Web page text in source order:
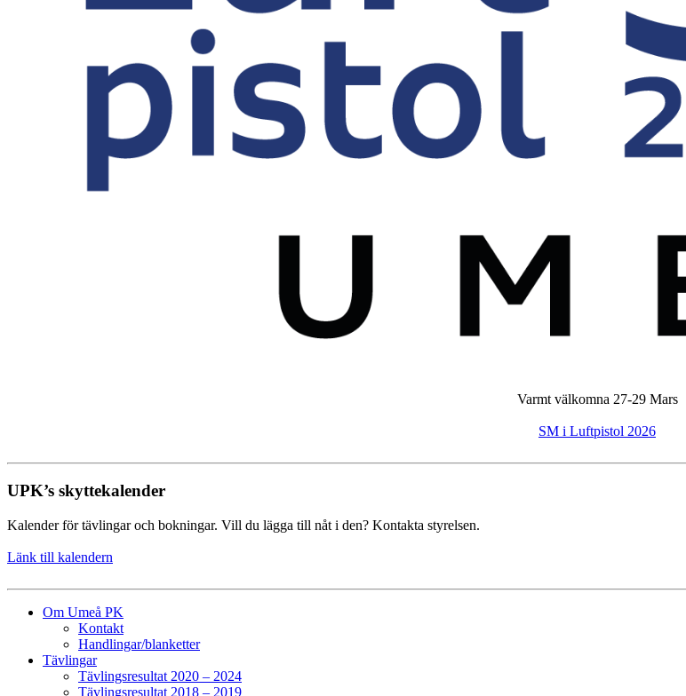
Varmt välkomna 27-29 Mars
SM i Luftpistol 2026
UPK’s skyttekalender
Kalender för tävlingar och bokningar. Vill du lägga till nåt i den? Kontakta styrelsen.
Länk till kalendern
Om Umeå PK
Kontakt
Handlingar/blanketter
Tävlingar
Tävlingsresultat 2020 – 2024
Tävlingsresultat 2018 – 2019